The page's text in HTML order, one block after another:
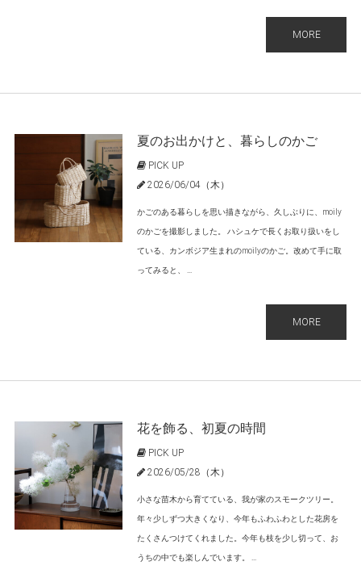
MORE
夏のお出かけと、暮らしのかご
PICK UP
2026/06/04（木）
かごのある暮らしを思い描きながら、久しぶりに、moily
のかごを撮影しました。 ハシュケで長くお取り扱いをし
ている、カンボジア生まれのmoilyのかご。改めて手に取
ってみると、 ...
MORE
花を飾る、初夏の時間
PICK UP
2026/05/28（木）
小さな苗木から育てている、我が家のスモークツリー。
年々少しずつ大きくなり、今年もふわふわとした花房を
たくさんつけてくれました。今年も枝を少し切って、お
うちの中でも楽しんでいます。 ...